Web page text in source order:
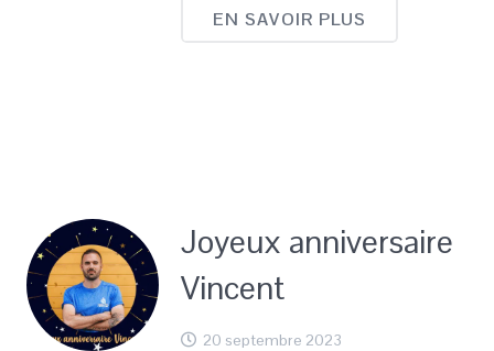
EN SAVOIR PLUS
Joyeux anniversaire
Vincent
20 septembre 2023